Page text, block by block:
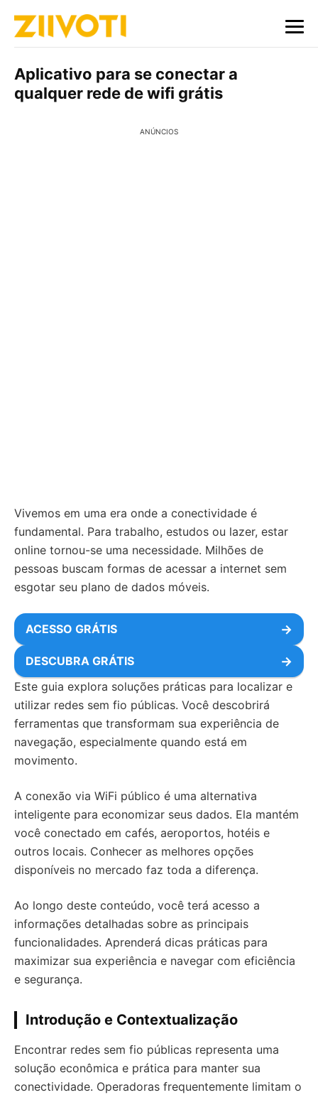
Aplicativo para se conectar a
qualquer rede de wifi grátis
ANÚNCIOS
Vivemos em uma era onde a conectividade é
fundamental. Para trabalho, estudos ou lazer, estar
online tornou-se uma necessidade. Milhões de
pessoas buscam formas de acessar a internet sem
esgotar seu plano de dados móveis.
ACESSO GRÁTIS →
DESCUBRA GRÁTIS →
Este guia explora soluções práticas para localizar e
utilizar redes sem fio públicas. Você descobrirá
ferramentas que transformam sua experiência de
navegação, especialmente quando está em
movimento.
A conexão via WiFi público é uma alternativa
inteligente para economizar seus dados. Ela mantém
você conectado em cafés, aeroportos, hotéis e
outros locais. Conhecer as melhores opções
disponíveis no mercado faz toda a diferença.
Ao longo deste conteúdo, você terá acesso a
informações detalhadas sobre as principais
funcionalidades. Aprenderá dicas práticas para
maximizar sua experiência e navegar com eficiência
e segurança.
Introdução e Contextualização
Encontrar redes sem fio públicas representa uma
solução econômica e prática para manter sua
conectividade. Operadoras frequentemente limitam o